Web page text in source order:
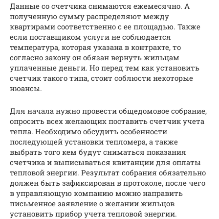
Данные со счетчика снимаются ежемесячно. А
полученную сумму распределяют между
квартирами соответственно с ее площадью. Также
если поставщиком услуги не соблюдается
температура, которая указана в контракте, то
согласно закону он обязан вернуть жильцам
уплаченные деньги. Но перед тем как установить
счетчик такого типа, стоит соблюсти некоторые
нюансы.
Для начала нужно провести общедомовое собрание,
опросить всех желающих поставить счетчик учета
тепла. Необходимо обсудить особенности
последующей установки тепломера, а также
выбрать того кем будут сниматься показания
счетчика и выписываться квитанции для оплаты
тепловой энергии. Результат собрания обязательно
должен быть зафиксирован в протоколе, после чего
в управляющую компанию можно направить
письменное заявление о желании жильцов
установить прибор учета тепловой энергии.